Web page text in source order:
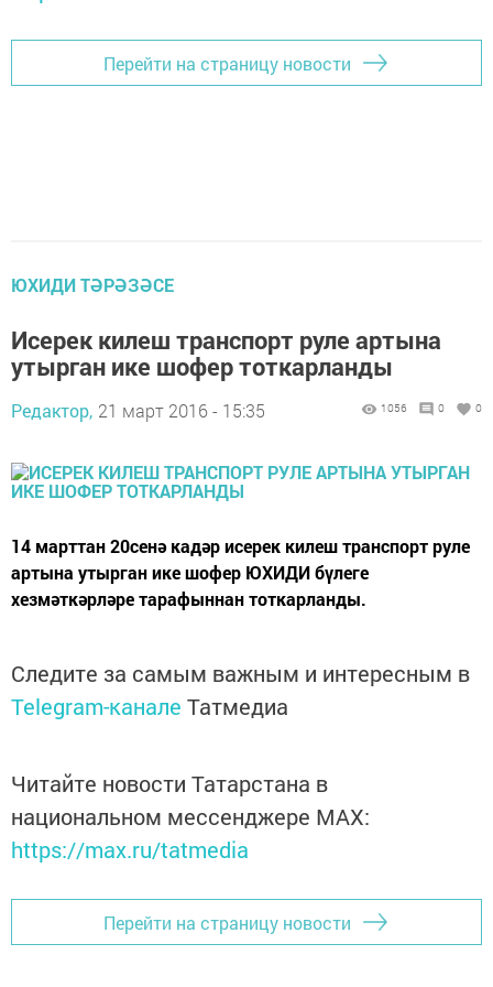
Перейти на страницу новости
ЮХИДИ ТӘРӘЗӘСЕ
Исерек килеш транспорт руле артына
утырган ике шофер тоткарланды
Редактор, 21 март 2016 - 15:35 1056 0 0
14 марттан 20сенә кадәр исерек килеш транспорт руле
артына утырган ике шофер ЮХИДИ бүлеге
хезмәткәрләре тарафыннан тоткарланды.
Следите за самым важным и интересным в
Telegram-канале Татмедиа
Читайте новости Татарстана в
национальном мессенджере MАХ:
https://max.ru/tatmedia
Перейти на страницу новости